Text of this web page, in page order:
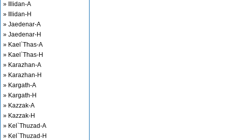
» Illidan-A
» Illidan-H
» Jaedenar-A
» Jaedenar-H
» Kael`Thas-A
» Kael`Thas-H
» Karazhan-A
» Karazhan-H
» Kargath-A
» Kargath-H
» Kazzak-A
» Kazzak-H
» Kel`Thuzad-A
» Kel`Thuzad-H